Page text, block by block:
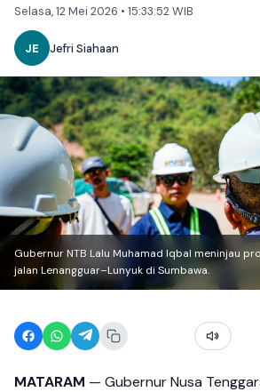
Selasa, 12 Mei 2026 • 15:33:52 WIB
JE Jefri Siahaan
Gubernur NTB Lalu Muhamad Iqbal meninjau
jalan Lenangguar–Lunyuk di Sumbawa.
MATARAM — Gubernur Nusa